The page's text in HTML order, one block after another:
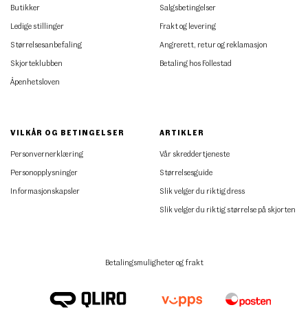
Butikker
Ledige stillinger
Størrelsesanbefaling
Skjorteklubben
Åpenhetsloven
Salgsbetingelser
Frakt og levering
Angrerett, retur og reklamasjon
Betaling hos Follestad
VILKÅR OG BETINGELSER
Personvernerklæring
Personopplysninger
Informasjonskapsler
ARTIKLER
Vår skreddertjeneste
Størrelsesguide
Slik velger du riktig dress
Slik velger du riktig størrelse på skjorten
Betalingsmuligheter og frakt